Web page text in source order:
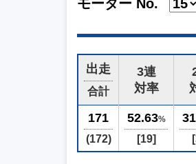
モーター No.
出走
合計
3連
対率
171
(172)
52.63%
[19]